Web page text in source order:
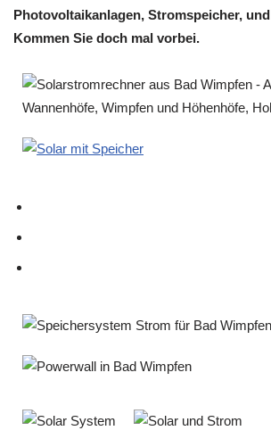
Photovoltaikanlagen, Stromspeicher,
Kommen Sie doch mal vorbei.